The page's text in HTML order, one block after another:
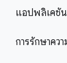
แอปพลิเคชั
การรักษาคว